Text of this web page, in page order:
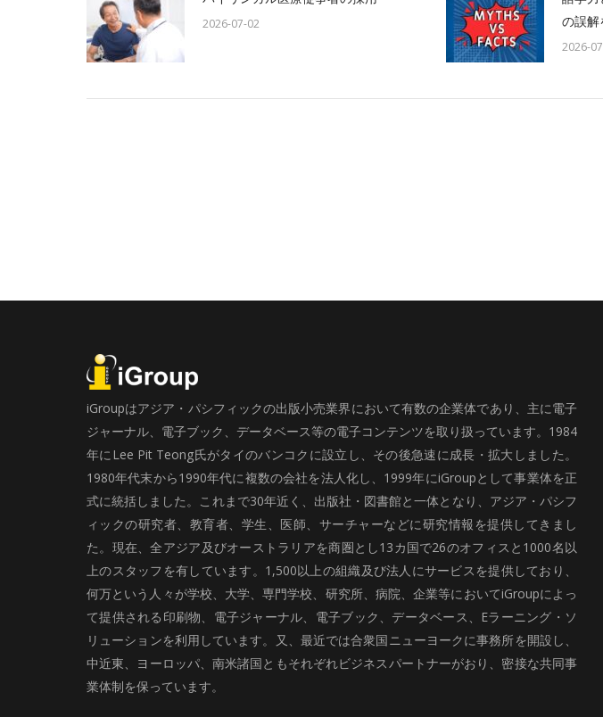
2026-07-02
の誤解
2026-
iGroupはアジア・パシフィックの出版小売業界において有数の企業体であり、主に電子
ジャーナル、電子ブック、データベース等の電子コンテンツを取り扱っています。1984
年にLee Pit Teong氏がタイのバンコクに設立し、その後急速に成長・拡大しました。
1980年代末から1990年代に複数の会社を法人化し、1999年にiGroupとして事業体を正
式に統括しました。これまで30年近く、出版社・図書館と一体となり、アジア・パシフ
ィックの研究者、教育者、学生、医師、サーチャーなどに研究情報を提供してきまし
た。現在、全アジア及びオーストラリアを商圏とし13カ国で26のオフィスと1000名以
上のスタッフを有しています。1,500以上の組織及び法人にサービスを提供しており、
何万という人々が学校、大学、専門学校、研究所、病院、企業等においてiGroupによっ
て提供される印刷物、電子ジャーナル、電子ブック、データベース、Eラーニング・ソ
リューションを利用しています。又、最近では合衆国ニューヨークに事務所を開設し、
中近東、ヨーロッパ、南米諸国ともそれぞれビジネスパートナーがおり、密接な共同事
業体制を保っています。